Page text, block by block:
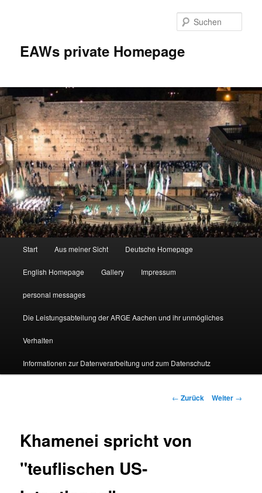
EAWs private Homepage
Start Aus meiner Sicht Deutsche Homepage
English Homepage Gallery Impressum
personal messages
Die Leistungsabteilung der ARGE Aachen und ihr unmögliches
Verhalten
Informationen zur Datenverarbeitung und zum Datenschutz
Beitragsnavigation
← Zurück Weiter →
Khamenei spricht von
"teuflischen US-